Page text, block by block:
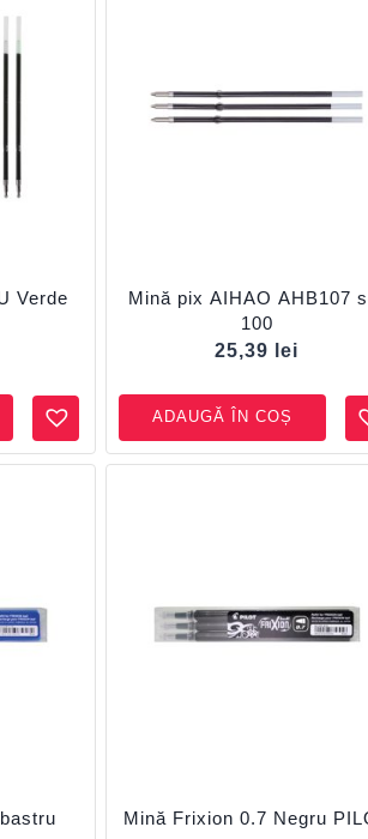
Verde
Mină pix AIHAO AHB107
100
25,39
lei
ADAUGĂ ÎN COȘ
Mină Frixion 0.7 Negru